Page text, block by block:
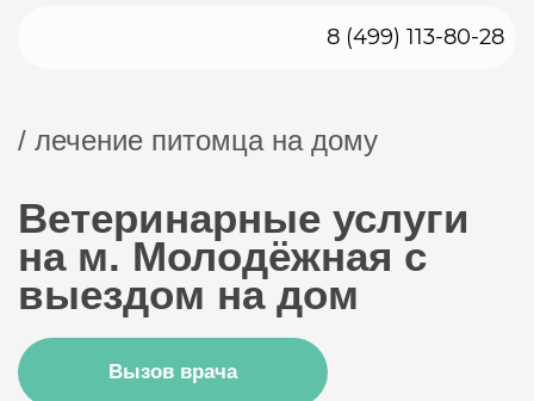
8 (499) 113-80-28
/ лечение питомца на дому
Ветеринарные услуги
на м. Молодёжная с
выездом на дом
Вызов врача